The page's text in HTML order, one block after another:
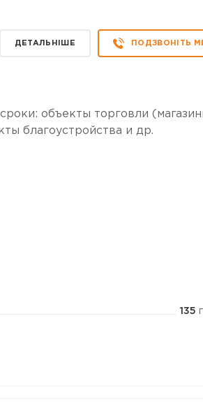
ДЕТАЛЬНІШЕ ПОДЗВОНІТЬ
объекты торговли
благоустройства и др.
135